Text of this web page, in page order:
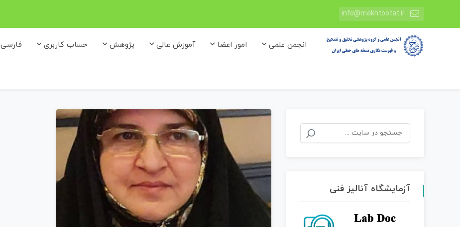
info@makhtootat.ir
انجمن علمی امور اعضا آموزش عالی پژوهش حساب کاربری
جستجو
برای:
آزمایشگاه آنالیز فنی